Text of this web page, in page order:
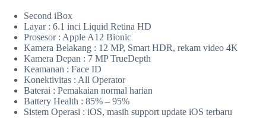
Second iBox
Layar : 6.1 inci Liquid Retina HD
Prosesor : Apple A12 Bionic
Kamera Belakang : 12 MP, Smart HDR, rekam video 4K
Kamera Depan : 7 MP TrueDepth
Keamanan : Face ID
Konektivitas : All Operator
Baterai : Pemakaian normal harian
Battery Health : 85% – 95%
Sistem Operasi : iOS, masih support update iOS terbaru